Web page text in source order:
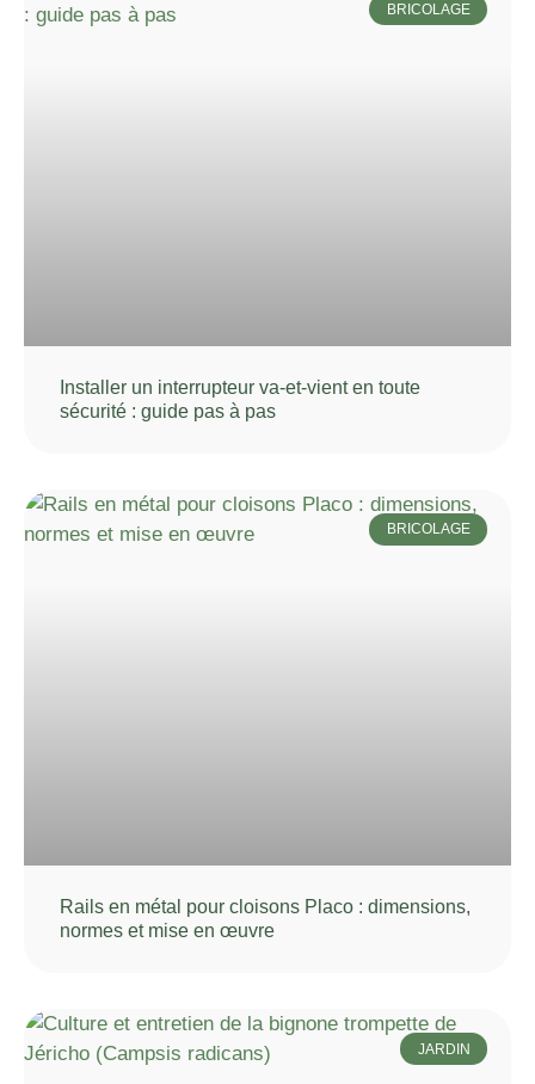
BRICOLAGE
Installer un interrupteur va-et-vient en toute
sécurité : guide pas à pas
BRICOLAGE
Rails en métal pour cloisons Placo : dimensions,
normes et mise en œuvre
JARDIN